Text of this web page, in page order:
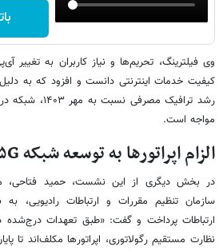
وی فیلترینگ، تحریم‌ها و نیاز کاربران به تغییر
کیفیت خدمات اینترنتی دانست و افزود که به
رشد ترافیک
مواجه است.
الزام اپراتورها به توسعه شبکه ۵G تا سال ۱۴۰۷
در بخش دیگری از این نشست، حمید فتاحی،
سازمان تنظیم مقررات و ارتباطات رادیویی،
ارتباطات پرداخت و گفت: «طبق تعهدات درج‌شده